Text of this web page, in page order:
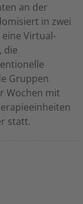
an der
in zwei
Virtual-
die
Gruppen
Wochen mit
statt.